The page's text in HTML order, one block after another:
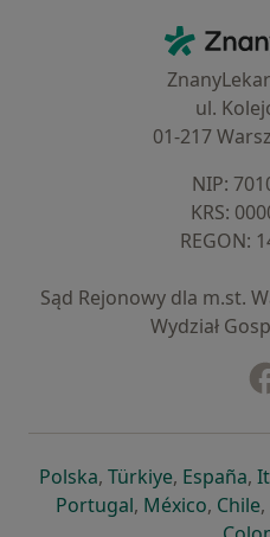
ul.
01-217
NIP:
KRS:
REGON:
Sąd Rejonowy dla m.st.
Wydział
Polskaotwiera się w
, Türkiyeotwiera
, España,
Portugalotwiera się w
, México, Chile,